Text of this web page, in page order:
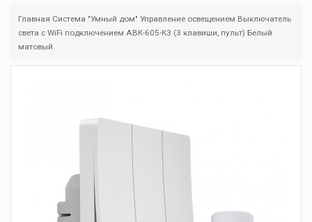
Главная Система "Умный дом" Управление освещением Выключатель
света с WiFi подключением АВК-605-К3 (3 клавиши, пульт) Белый
матовый